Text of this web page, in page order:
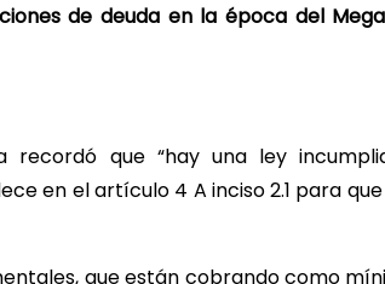
de deuda en la época del
que “hay una ley
en el artículo 4 A inciso 2.1 para
que están cobrando como